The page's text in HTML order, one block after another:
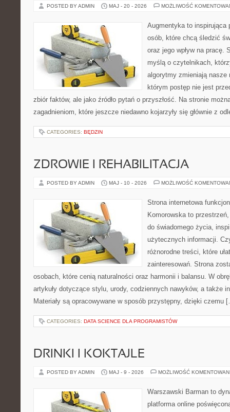
POSTED BY ADMIN MAJ - 20 - 2026 MOŻLIWOŚĆ
Augmentyka to inspirująca
osób, które chcą śledzić
oraz jego wpływ na pracę.
myślą o czytelnikach,
algorytmy zmieniają nasze
którym postęp nie jest
zbiór faktów, ale jako źródło pytań o przyszłość. Na stronie
zagadnieniom, które jeszcze niedawno kojarzyły się głównie z
CATEGORIES: BĘDZIN
ZDROWIE I REHABILITACJA
POSTED BY ADMIN MAJ - 10 - 2026 MOŻLIWOŚĆ
Strona internetowa
Komorowska to
do świadomego życia,
użytecznych informacji.
różnorodne treści, które
zainteresowań. Strona
osobach, które cenią naturalności oraz harmonii i balansu. W
artykuły dotyczące stylu, urody, codziennych nawyków, a także
Materiały są opracowywane w sposób przystępny, dzięki czemu
CATEGORIES: DATA SCIENCE DLA PROGRAMISTÓW
DRINKI I KOKTAJLE
POSTED BY ADMIN MAJ - 9 - 2026 MOŻLIWOŚĆ
Warszawski Barman to
platforma online